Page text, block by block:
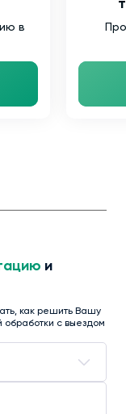
в
и
как решить Вашу
обработки с выездом